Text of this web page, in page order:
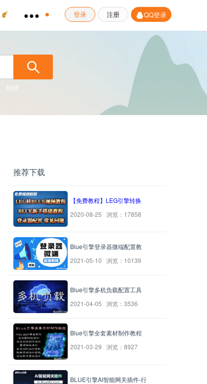
●●● 登录 注册 QQ登录
劫持
推荐下载
【免费教程】LEG引擎转换
2020-08-25 浏览：17858
Blue引擎登录器微端配置教
2021-05-10 浏览：10139
Blue引擎多机负载配置工具
2021-04-05 浏览：3536
Blue引擎全套素材制作教程
2021-03-29 浏览：8927
BLUE引擎AI智能网关插件-行